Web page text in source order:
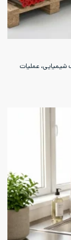
شیمیایی، عملیات